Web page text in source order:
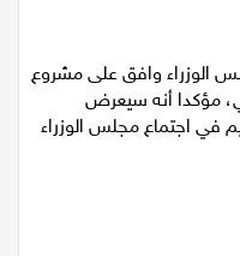
الوزراء وافق على مشروع
مؤكدا أنه سيعرض
في اجتماع مجلس الوزراء